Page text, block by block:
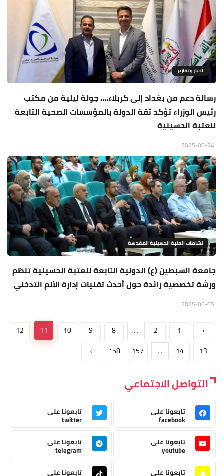
اخبار وتقارير
رسالة دعم من بغداد إلى كربلاء.... جولة ليلية من مكتب
رئيس الوزراء تؤكد ثقة الدولة بالمؤسسات الصحية التابعة
للعتبة الحسينية
نشاطات العتبة الحسينية المقدسة
جامعة السبطين (ع) الدولية التابعة للعتبة الحسينية تنظم
ورشة تخصصية رائدة حول أحدث تقنيات إدارة الألم التدخلي
‹
1
2
...
8
9
10
11
12
13
14
...
157
158
›
التواصل الاجتماعي
تابعونا على
facebook
تابعونا على
twitter
تابعونا على
youtube
تابعونا على
telegram
تابعونا على
تابعونا على